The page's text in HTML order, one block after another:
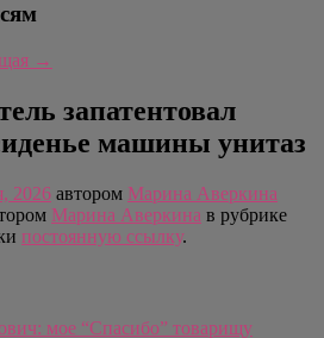
→
запатентовал
машины унитаз
2026 автором Марина Аверкина
Марина Аверкина в рубрике
постоянную ссылку.